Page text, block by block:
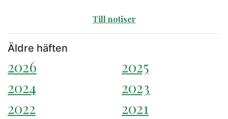
Till notiser
Äldre häften
2026
2025
2024
2023
2022
2021